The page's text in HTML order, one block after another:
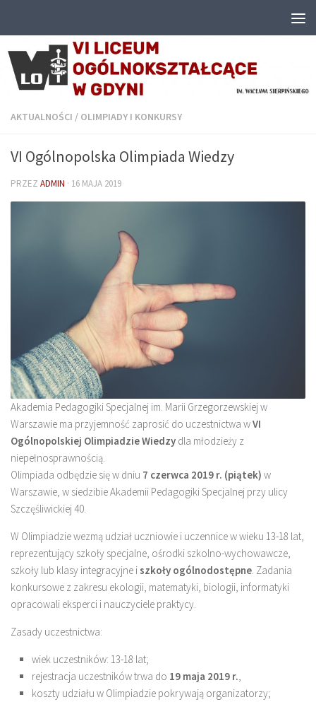
AKTUALNOŚCI / OLIMPIADY I KONKURSY
VI Ogólnopolska Olimpiada Wiedzy
PRZEZ ADMIN · 16 MAJA 2019
Akademia Pedagogiki Specjalnej im. Marii Grzegorzewskiej w
Warszawie ma przyjemność zaprosić do uczestnictwa wVI
Ogólnopolskiej Olimpiadzie Wiedzy dla młodzieży z
niepełnosprawnością.
Olimpiada odbędzie się w dniu 7 czerwca 2019 r. (piątek) w
Warszawie, w siedzibie Akademii Pedagogiki Specjalnej przy ulicy
Szczęśliwickiej 40.
W Olimpiadzie wezmą udział uczniowie i uczennice w wieku 13-18 lat,
reprezentujący szkoły specjalne, ośrodki szkolno-wychowawcze,
szkoły lub klasy integracyjne iszkoły ogólnodostępne . Zadania
konkursowe z zakresu ekologii, matematyki, biologii, informatyki
opracowali eksperci i nauczyciele praktycy.
Zasady uczestnictwa:
wiek uczestników: 13-18 lat;
rejestracja uczestników trwa do 19 maja 2019 r.
koszty udziału w Olimpiadzie pokrywają organizatorzy;